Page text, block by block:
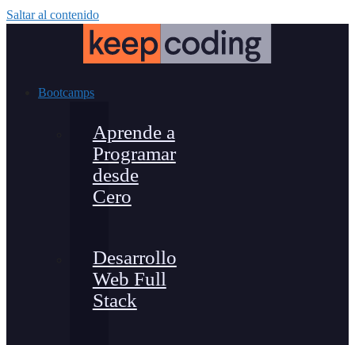
Saltar al contenido
Bootcamps
Aprende a
Programar
desde
Cero
Desarrollo
Web Full
Stack